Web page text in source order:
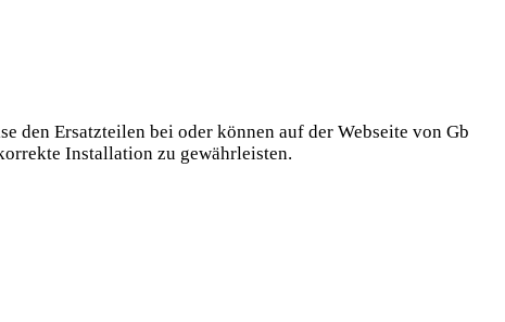
den Ersatzteilen bei oder können auf der Webseite von Gb
Installation zu gewährleisten.